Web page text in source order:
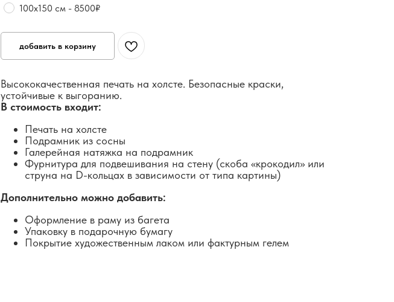
100х150 см - 8500₽
добавить в корзину
Высококачественная печать на холсте. Безопасные краски,
устойчивые к выгоранию.
В стоимость входит:
Печать на холсте
Подрамник из сосны
Галерейная натяжка на подрамник
Фурнитура для подвешивания на стену (скоба «крокодил» или
струна на D-кольцах в зависимости от типа картины)
Дополнительно можно добавить:
Оформление в раму из багета
Упаковку в подарочную бумагу
Покрытие художественным лаком или фактурным гелем